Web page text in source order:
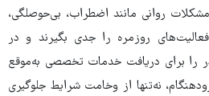
مشکلات روانی مانند اضطراب، بی‌حوصلگی،
روزمره را جدی بگیرند و در
را برای دریافت خدمات تخصصی به‌موقع
نه‌تنها از وخامت شرایط جلوگیری